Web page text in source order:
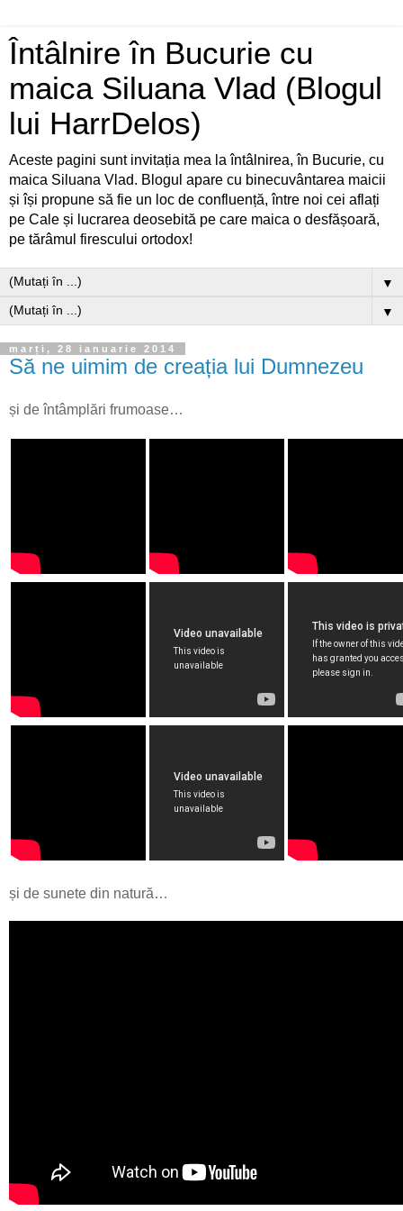
Întâlnire în Bucurie cu
maica Siluana Vlad (Blogul
lui HarrDelos)
Aceste pagini sunt invitația mea la întâlnirea, în Bucurie, cu
maica Siluana Vlad. Blogul apare cu binecuvântarea maicii
și își propune să fie un loc de confluență, între noi cei aflați
pe Cale și lucrarea deosebită pe care maica o desfășoară,
pe tărâmul firescului ortodox!
▼
▼
marți, 28 ianuarie 2014
Să ne uimim de creația lui Dumnezeu
și de întâmplări frumoase…
și de sunete din natură…